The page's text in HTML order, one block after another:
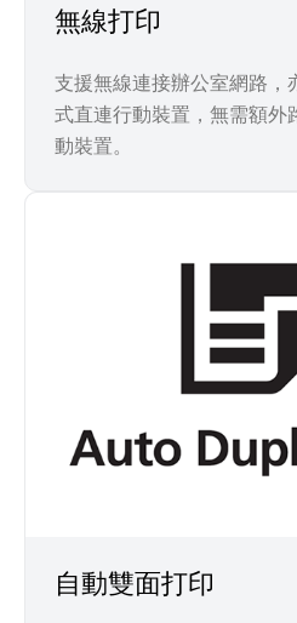
無線打印
支援無線連接辦公室網路，
式直連行動裝置，無需額外
動裝置。
自動雙面打印